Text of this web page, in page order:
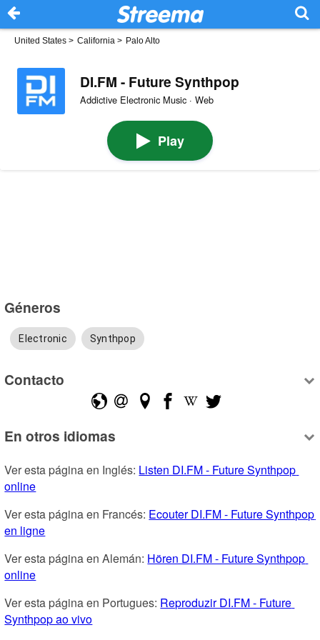
United States > California > Palo Alto
DI.FM - Future Synthpop
Addictive Electronic Music · Web
Play
Géneros
Electronic Synthpop
Contacto
En otros idiomas
Ver esta página en Inglés: Listen DI.FM - Future Synthpop
online
Ver esta página en Francés: Ecouter DI.FM - Future Synthpop
en ligne
Ver esta página en Alemán: Hören DI.FM - Future Synthpop
online
Ver esta página en Portugues: Reproduzir DI.FM - Future
Synthpop ao vivo